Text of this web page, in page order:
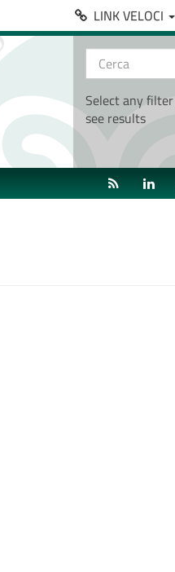
LINK VELOCI
Form
di
ricerca
Select any
see results